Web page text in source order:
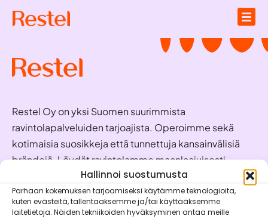
Hallinnoi suostumusta
Parhaan kokemuksen tarjoamiseksi käytämme teknologioita,
kuten evästeitä, tallentaaksemme ja/tai käyttääksemme
laitetietoja. Näiden tekniikoiden hyväksyminen antaa meille
Restel Oy on yksi Suomen suurimmista
ravintolapalveluiden tarjoajista. Operoimme sekä
kotimaisia suosikkeja että tunnettuja kansainvälisiä
brändejä. Löydät ravintolamme maanlaajuisesti
valmiina palvelemaan juuri sinua!
Oivaraportit